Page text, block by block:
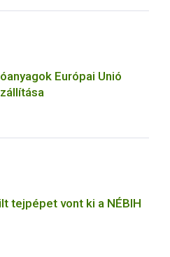
Európai Unió
tejpépet vont ki a NÉBIH